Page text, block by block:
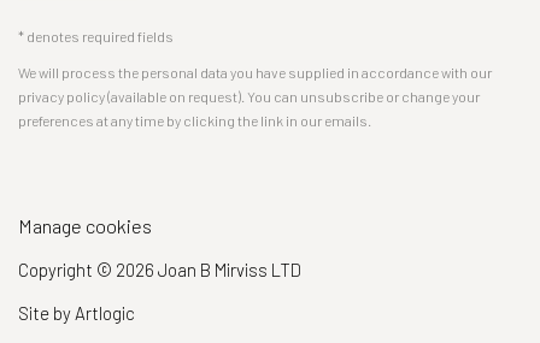
* denotes required fields
We will process the personal data you have supplied in accordance with our
privacy policy (available on request). You can unsubscribe or change your
preferences at any time by clicking the link in our emails.
Manage cookies
Copyright © 2026 Joan B Mirviss LTD
Site by Artlogic